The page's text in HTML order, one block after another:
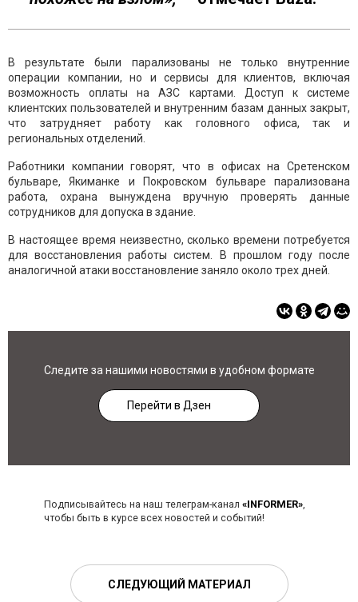
В результате были парализованы не только внутренние
операции компании, но и сервисы для клиентов, включая
возможность оплаты на АЗС картами. Доступ к системе
клиентских пользователей и внутренним базам данных закрыт,
что затрудняет работу как головного офиса, так и
региональных отделений.
Работники компании говорят, что в офисах на Сретенском
бульваре, Якиманке и Покровском бульваре парализована
работа, охрана вынуждена вручную проверять данные
сотрудников для допуска в здание.
В настоящее время неизвестно, сколько времени потребуется
для восстановления работы систем. В прошлом году после
аналогичной атаки восстановление заняло около трех дней.
Следите за нашими новостями в удобном формате
Перейти в Дзен
Подписывайтесь на наш телеграм-канал «INFORMER»,
чтобы быть в курсе всех новостей и событий!
СЛЕДУЮЩИЙ МАТЕРИАЛ